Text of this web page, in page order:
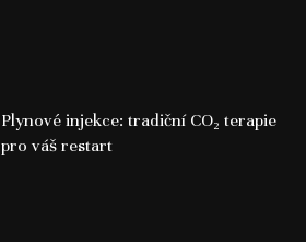
Plynové injekce: tradiční CO₂ terapie
pro váš restart